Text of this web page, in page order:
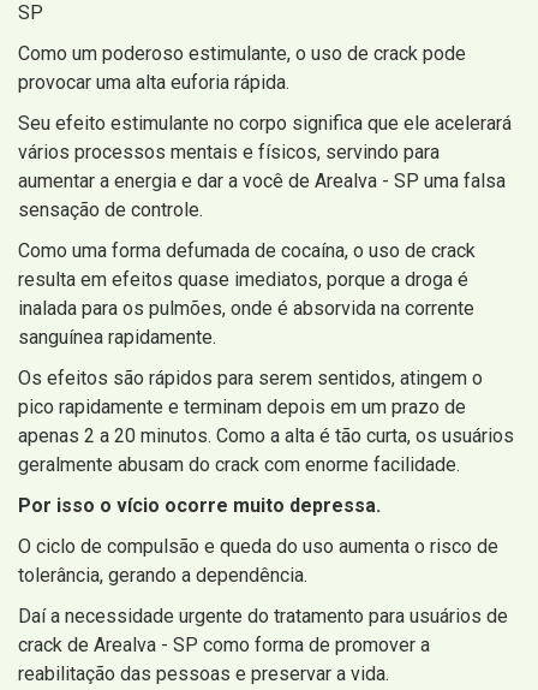
SP
Como um poderoso estimulante, o uso de crack pode
provocar uma alta euforia rápida.
Seu efeito estimulante no corpo significa que ele acelerará
vários processos mentais e físicos, servindo para
aumentar a energia e dar a você de Arealva - SP uma falsa
sensação de controle.
Como uma forma defumada de cocaína, o uso de crack
resulta em efeitos quase imediatos, porque a droga é
inalada para os pulmões, onde é absorvida na corrente
sanguínea rapidamente.
Os efeitos são rápidos para serem sentidos, atingem o
pico rapidamente e terminam depois em um prazo de
apenas 2 a 20 minutos. Como a alta é tão curta, os usuários
geralmente abusam do crack com enorme facilidade.
Por isso o vício ocorre muito depressa.
O ciclo de compulsão e queda do uso aumenta o risco de
tolerância, gerando a dependência.
Daí a necessidade urgente do tratamento para usuários de
crack de Arealva - SP como forma de promover a
reabilitação das pessoas e preservar a vida.